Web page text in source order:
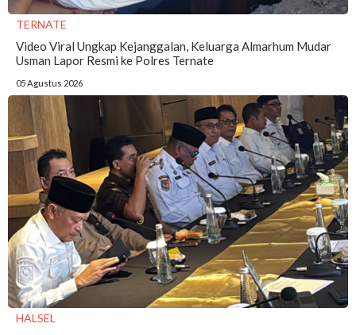
TERNATE
Video Viral Ungkap Kejanggalan, Keluarga Almarhum Mudar
Usman Lapor Resmi ke Polres Ternate
05 Agustus 2026
HALSEL